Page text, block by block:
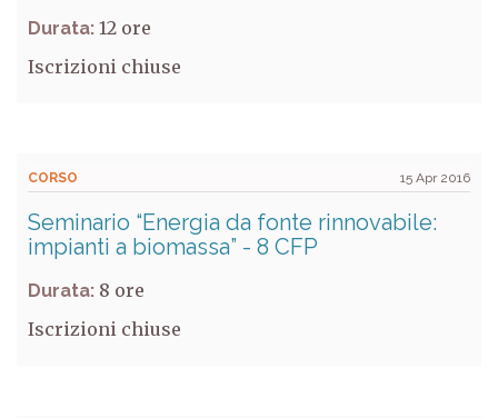
Durata: 12
Iscrizioni chiuse
CORSO 15 Apr 2016
Seminario “Energia da fonte rinnovabile:
impianti a biomassa” - 8 CFP
Durata: 8
Iscrizioni chiuse